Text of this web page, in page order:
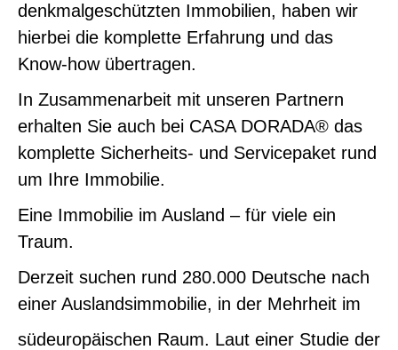
denkmalgeschützten Immobilien, haben wir
hierbei die komplette Erfahrung und das
Know-how übertragen.
In Zusammenarbeit mit unseren Partnern
erhalten Sie auch bei CASA DORADA® das
komplette Sicherheits- und Servicepaket rund
um Ihre Immobilie.
Eine Immobilie im Ausland – für viele ein
Traum.
Derzeit suchen rund 280.000 Deutsche nach
einer Auslandsimmobilie, in der Mehrheit im
südeuropäischen Raum. Laut einer Studie der